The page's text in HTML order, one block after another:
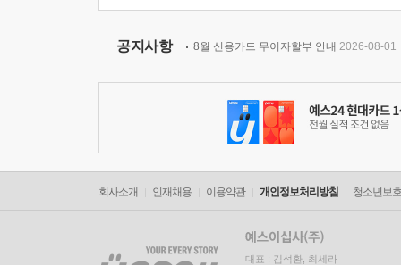
공지사항 8월 신용카드 무이자할부 안내 2026-08-01
회사소개 인재채용 이용약관 개인정보처리방침 청소년보
대표 : 김석환, 최세라